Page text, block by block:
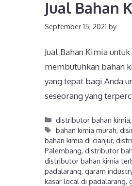
Jual Bahan
September 15, 2021 by
Jual Bahan Kimia
membutuhkan bahan
yang tepat bagi Anda
seseorang yang
distributor bahan kimia
bahan kimia murah ,
bahan kimia di cianjur,
Palembang distributor
distributor bahan kimia
padalarang garam
kasar local di padalarang